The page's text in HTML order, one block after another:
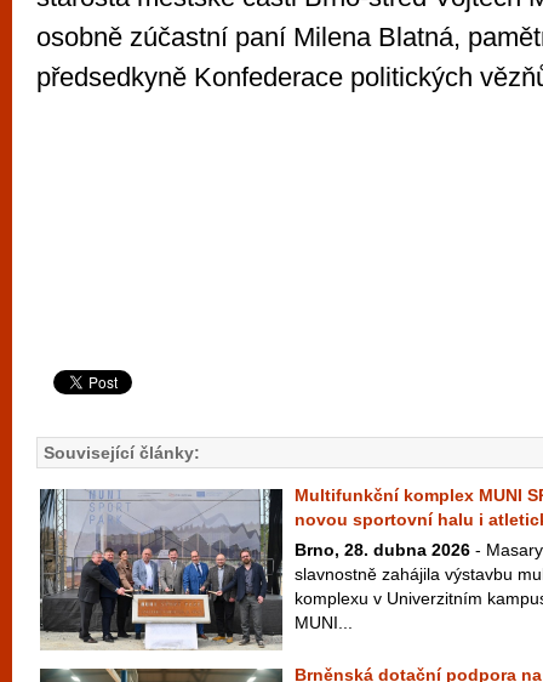
osobně zúčastní paní Milena Blatná,
předsedkyně Konfederace politických
Související články:
Multifunkční komplex MUNI
novou sportovní halu i
Brno, 28. dubna 2026 -
slavnostně zahájila výstavbu
komplexu v Univerzitním
MUNI...
Brněnská dotační podpora